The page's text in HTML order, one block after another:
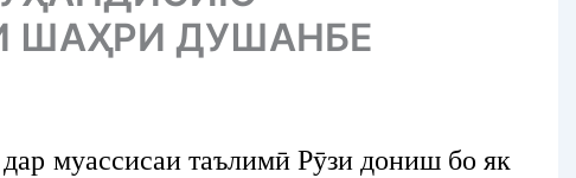
ШАҲРИ ДУШАНБЕ
муассисаи таълимӣ Рӯзи дониш бо як